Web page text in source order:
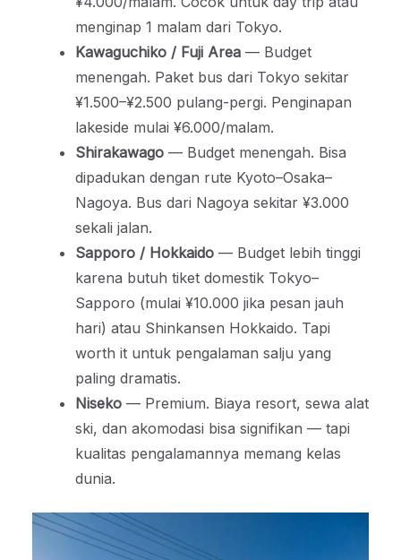
menginap 1 malam dari Tokyo.
Kawaguchiko / Fuji Area — Budget
menengah. Paket bus dari Tokyo sekitar
¥1.500–¥2.500 pulang-pergi. Penginapan
lakeside mulai ¥6.000/malam.
Shirakawago — Budget menengah. Bisa
dipadukan dengan rute Kyoto–Osaka–
Nagoya. Bus dari Nagoya sekitar ¥3.000
sekali jalan.
Sapporo / Hokkaido — Budget lebih tinggi
karena butuh tiket domestik Tokyo–
Sapporo (mulai ¥10.000 jika pesan jauh
hari) atau Shinkansen Hokkaido. Tapi
worth it untuk pengalaman salju yang
paling dramatis.
Niseko — Premium. Biaya resort, sewa alat
ski, dan akomodasi bisa signifikan — tapi
kualitas pengalamannya memang kelas
dunia.